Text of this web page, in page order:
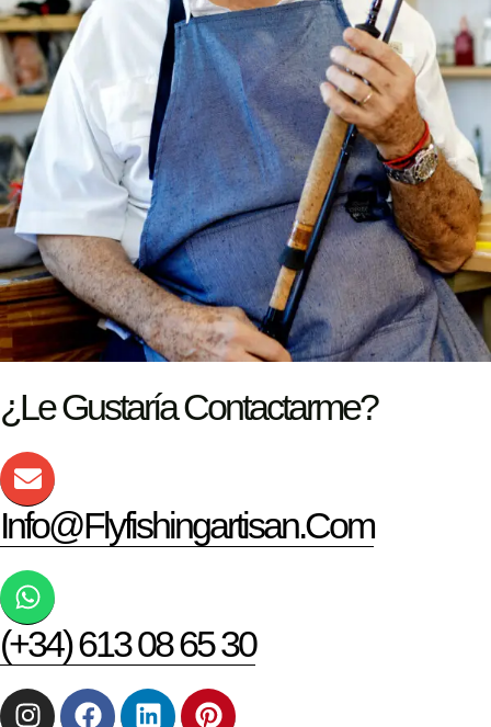
¿Le Gustaría Contactarme?
Info@flyfishingartisan.com
(+34) 613 08 65 30